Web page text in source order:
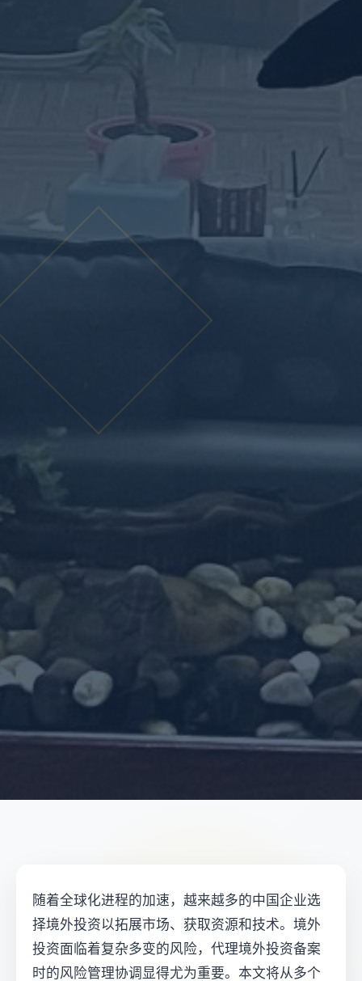
随着全球化进程的加速，越来越多的中国企业选
择境外投资以拓展市场、获取资源和技术。境外
投资面临着复杂多变的风险，代理境外投资备案
时的风险管理协调显得尤为重要。本文将从多个